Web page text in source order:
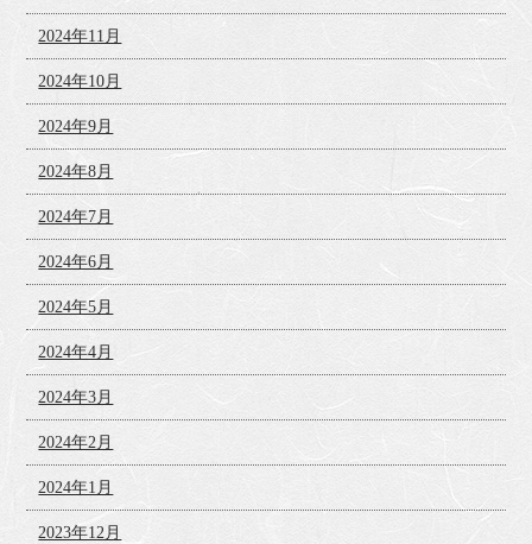
2024年11月
2024年10月
2024年9月
2024年8月
2024年7月
2024年6月
2024年5月
2024年4月
2024年3月
2024年2月
2024年1月
2023年12月